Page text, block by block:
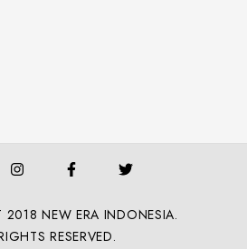
NEW ERA INDONESIA.
RESERVED.